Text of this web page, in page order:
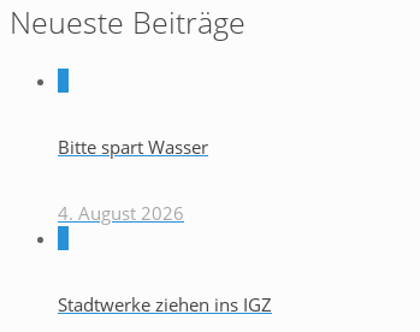
Neueste Beiträge
Bitte spart Wasser
4. August 2026
Stadtwerke ziehen ins IGZ